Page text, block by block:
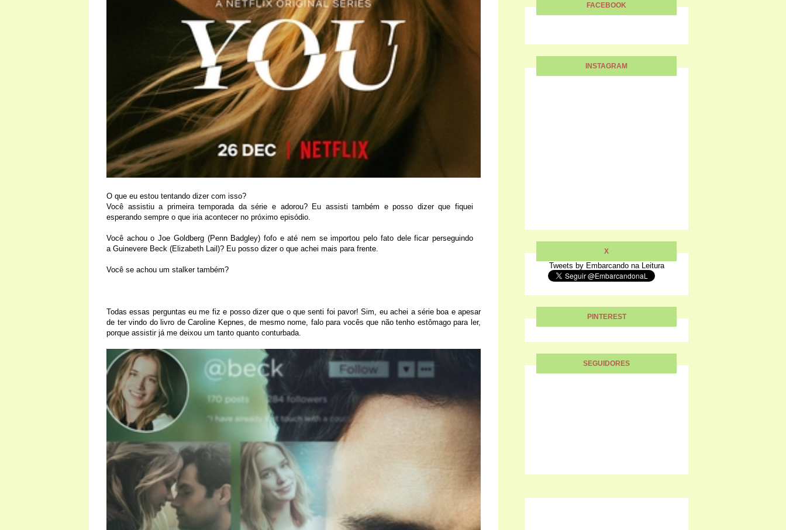
O que eu estou tentando dizer com isso?
Você assistiu a primeira temporada da série e adorou? Eu assisti também e posso dizer que fiquei
esperando sempre o que iria acontecer no próximo episódio.
Você achou o Joe Goldberg (Penn Badgley) fofo e até nem se importou pelo fato dele ficar perseguindo
a Guinevere Beck (Elizabeth Lail)? Eu posso dizer o que achei mais para frente.
Você se achou um stalker também?
Todas essas perguntas eu me fiz e posso dizer que o que senti foi pavor! Sim, eu achei a série boa e apesar
de ter vindo do livro de Caroline Kepnes, de mesmo nome, falo para vocês que não tenho estômago para ler,
porque assistir já me deixou um tanto quanto conturbada.
FACEBOOK
INSTAGRAM
X
Tweets by Embarcando na Leitura
PINTEREST
SEGUIDORES